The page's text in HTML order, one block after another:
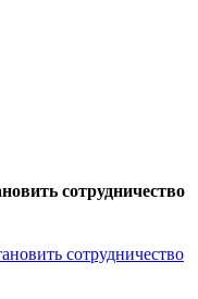
сотрудничество